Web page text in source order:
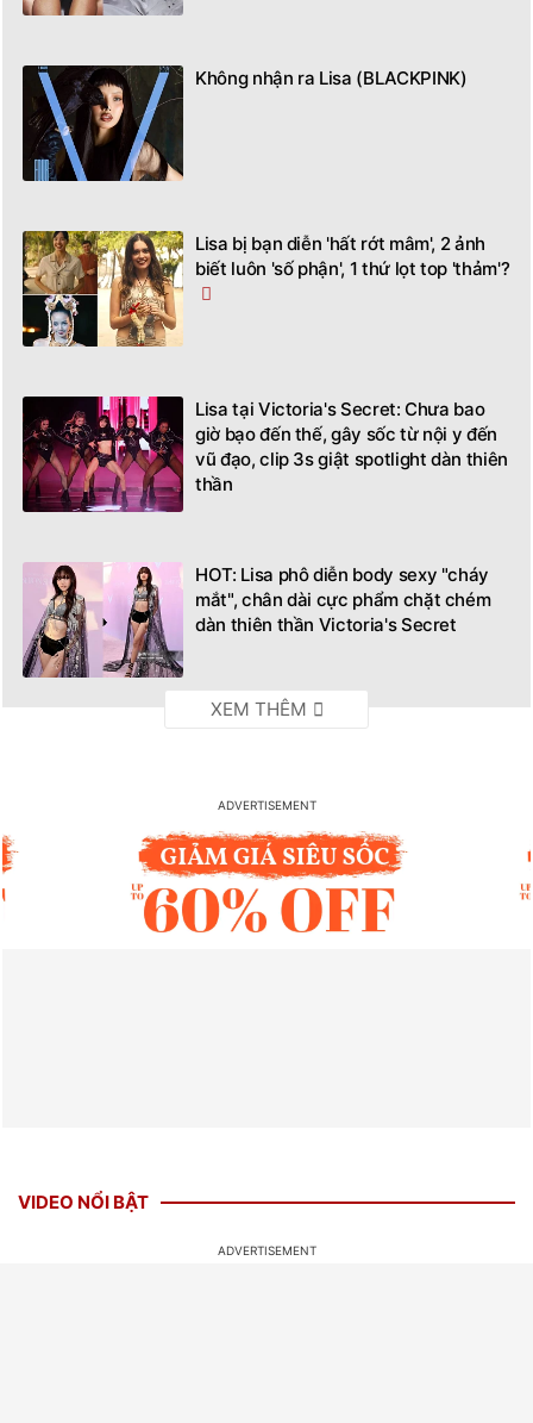
Không nhận ra Lisa (BLACKPINK)
Lisa bị bạn diễn 'hất rớt mâm', 2 ảnh
biết luôn 'số phận', 1 thứ lọt top 'thảm'?
Lisa tại Victoria's Secret: Chưa bao
giờ bạo đến thế, gây sốc từ nội y đến
vũ đạo, clip 3s giật spotlight dàn thiên
thần
HOT: Lisa phô diễn body sexy "cháy
mắt", chân dài cực phẩm chặt chém
dàn thiên thần Victoria's Secret
VIDEO NỔI BẬT